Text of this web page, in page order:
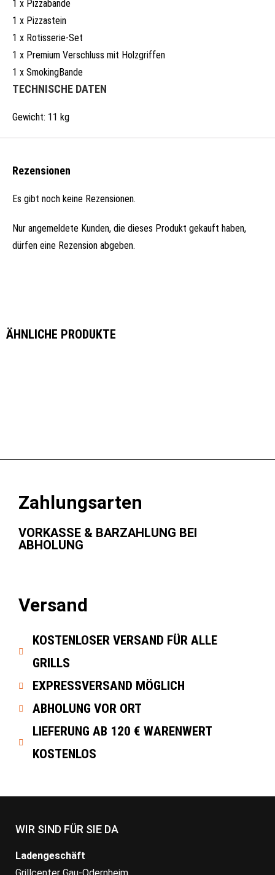
1 x Pizzabande
1 x Pizzastein
1 x Rotisserie-Set
1 x Premium Verschluss mit Holzgriffen
1 x SmokingBande
TECHNISCHE DATEN
Gewicht: 11 kg
Rezensionen
Es gibt noch keine Rezensionen.
Nur angemeldete Kunden, die dieses Produkt gekauft haben,
dürfen eine Rezension abgeben.
ÄHNLICHE PRODUKTE
Zahlungsarten
VORKASSE & BARZAHLUNG BEI
ABHOLUNG
Versand
KOSTENLOSER VERSAND FÜR ALLE
GRILLS
EXPRESSVERSAND MÖGLICH
ABHOLUNG VOR ORT
LIEFERUNG AB 120 € WARENWERT
KOSTENLOS
WIR SIND FÜR SIE DA
Ladengeschäft